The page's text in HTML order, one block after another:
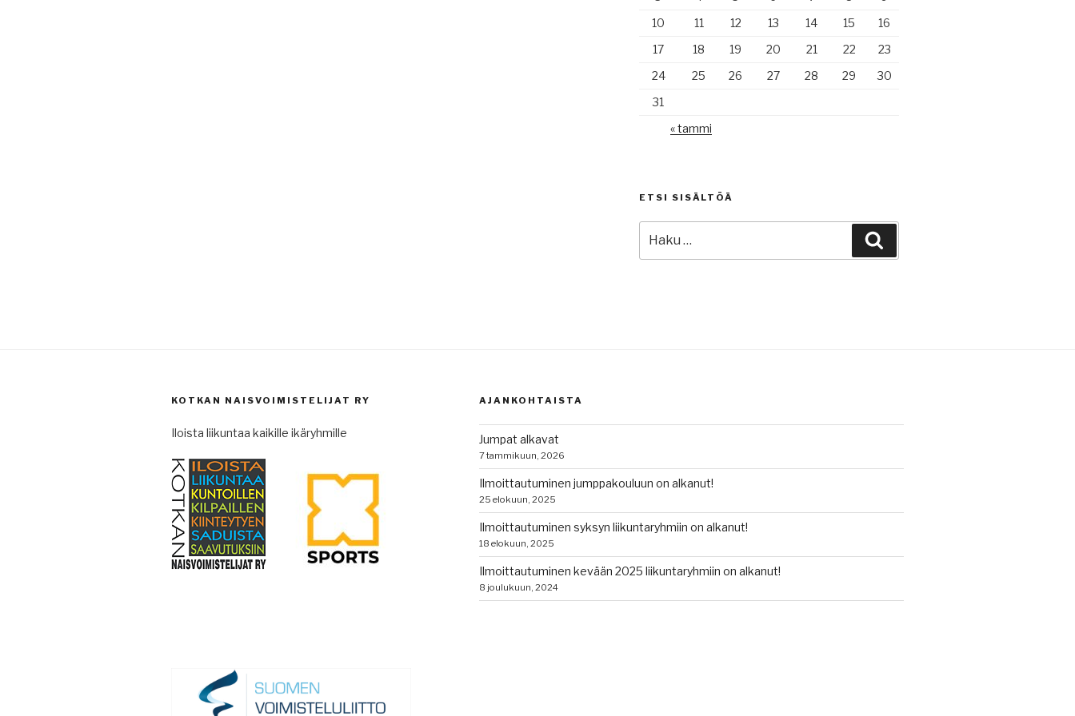
10
11 12 13 14 15
16
17
18 19 20 21 22
23
24
25 26 27 28 29
30
31
« tammi
ETSI SISÄLTÖÄ
KOTKAN NAISVOIMISTELIJAT RY
Iloista liikuntaa kaikille ikäryhmille
AJANKOHTAISTA
Jumpat alkavat
7 tammikuun, 2026
Ilmoittautuminen jumppakouluun on alkanut!
25 elokuun, 2025
Ilmoittautuminen syksyn liikuntaryhmiin on alkanut!
18 elokuun, 2025
Ilmoittautuminen kevään 2025 liikuntaryhmiin on alkanut!
8 joulukuun, 2024